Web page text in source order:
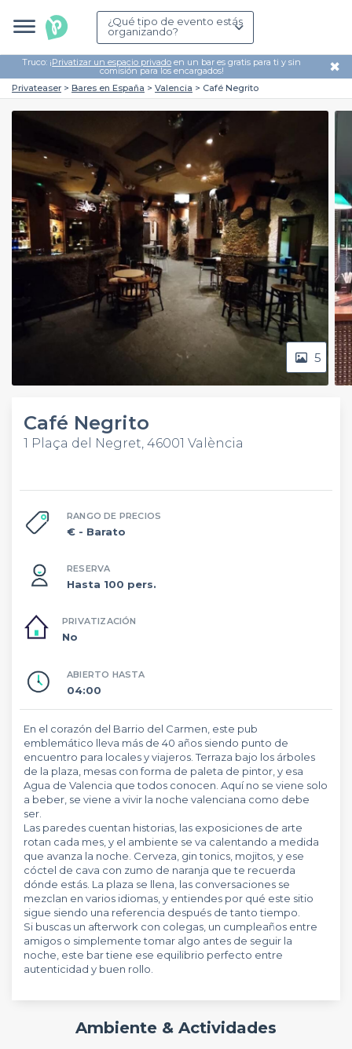
¿Qué tipo de evento estás
organizando?
Truco: ¡Privatizar un espacio privado en un bar es gratis para ti y sin
comisión para los encargados! ✖
Privateaser Bares en España Valencia Café Negrito
5
Café Negrito
1 Plaça del Negret, 46001 València
RANGO DE PRECIOS
€ - Barato
RESERVA
Hasta 100 pers.
PRIVATIZACIÓN
No
ABIERTO HASTA
04:00
En el corazón del Barrio del Carmen, este pub
emblemático lleva más de 40 años siendo punto de
encuentro para locales y viajeros. Terraza bajo los árboles
de la plaza, mesas con forma de paleta de pintor, y esa
Agua de Valencia que todos conocen. Aquí no se viene solo
a beber, se viene a vivir la noche valenciana como debe
ser.
Las paredes cuentan historias, las exposiciones de arte
rotan cada mes, y el ambiente se va calentando a medida
que avanza la noche. Cerveza, gin tonics, mojitos, y ese
cóctel de cava con zumo de naranja que te recuerda
dónde estás. La plaza se llena, las conversaciones se
mezclan en varios idiomas, y entiendes por qué este sitio
sigue siendo una referencia después de tanto tiempo.
Si buscas un afterwork con colegas, un cumpleaños entre
amigos o simplemente tomar algo antes de seguir la
noche, este bar tiene ese equilibrio perfecto entre
autenticidad y buen rollo.
Ambiente & Actividades